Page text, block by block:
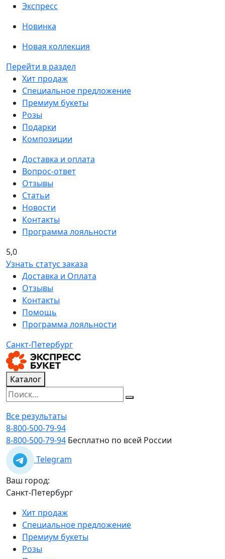
Экспресс
Новинка
Новая коллекция
Перейти в раздел
Хит продаж
Специальное предложение
Премиум букеты
Розы
Подарки
Композиции
Доставка и оплата
Вопрос-ответ
Отзывы
Статьи
Новости
Контакты
Программа лояльности
5,0
Узнать статус заказа
Доставка и Оплата
Отзывы
Контакты
Помощь
Программа лояльности
Санкт-Петербург
Каталог
Все результаты
8-800-500-79-94
8-800-500-79-94 Бесплатно по всей России
Telegram
Ваш город:
Санкт-Петербург
Хит продаж
Специальное предложение
Премиум букеты
Розы